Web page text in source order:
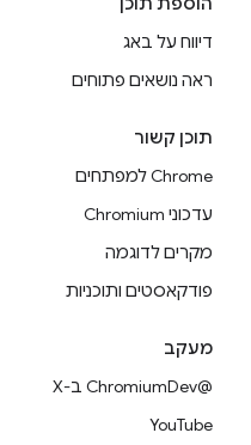
דיווח על באג
ראה נושאים פתוחים
תוכן קשור
Chrome למפתחים
עדכוני Chromium
מקרים לדוגמה
פודקאסטים ותוכניות
מעקב
@ChromiumDev ב-X
YouTube